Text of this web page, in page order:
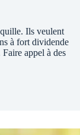
Ils veulent
à fort dividende
appel à des